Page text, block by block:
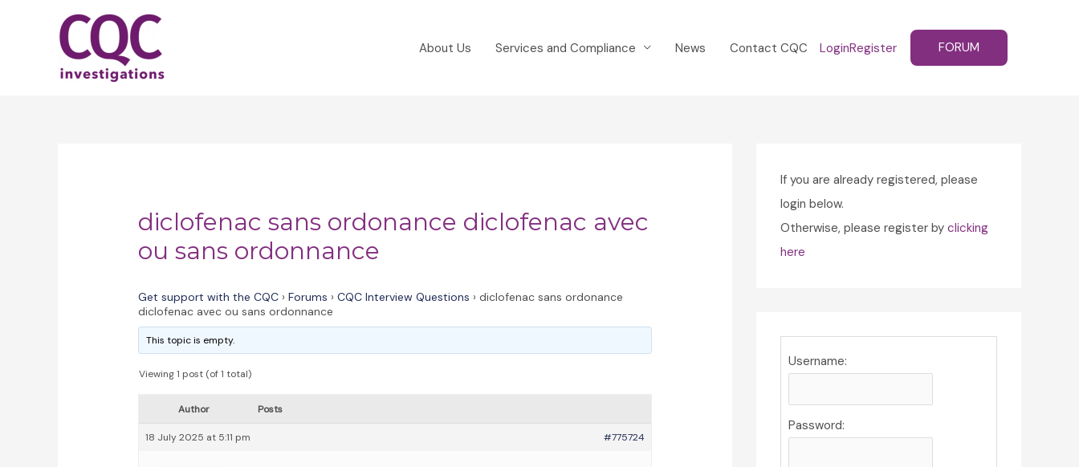
About Us Services and Compliance News Contact CQC LoginRegister FORUM
diclofenac sans ordonance diclofenac avec
ou sans ordonnance
Get support with the CQC › Forums › CQC Interview Questions › diclofenac sans ordonance
diclofenac avec ou sans ordonnance
This topic is empty.
Viewing 1 post (of 1 total)
Author Posts
18 July 2025 at 5:11 pm #775724
If you are already registered, please
login below.
Otherwise, please register by clicking
here
Username:
Password: